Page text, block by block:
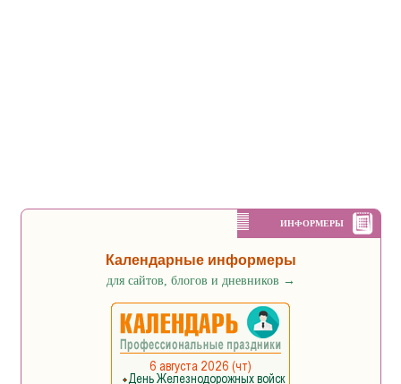
ИНФОРМЕРЫ
Календарные информеры
для сайтов, блогов и дневников →